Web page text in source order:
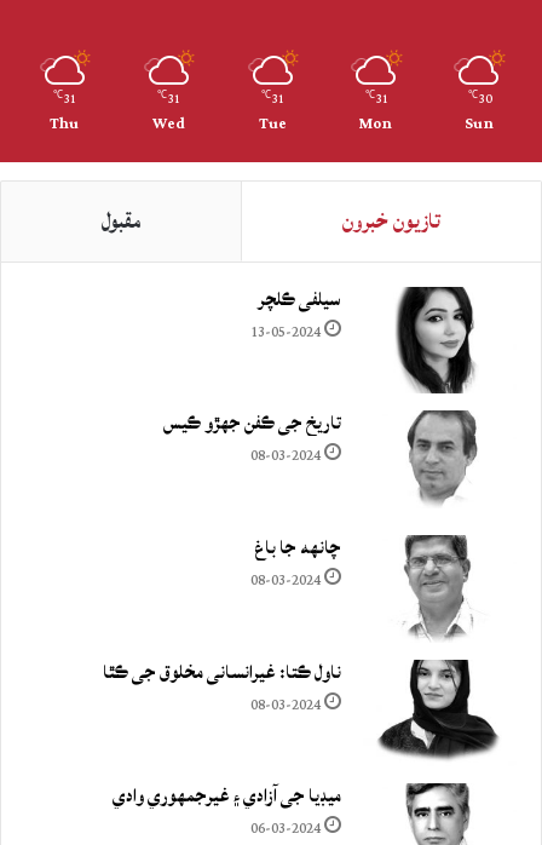
30
℃
Sun
31
℃
Mon
31
℃
Tue
31
℃
Wed
31
℃
Thu
تازيون خبرون مقبول
سيلفي ڪلچر
13-05-2024
تاريخ جي ڪفن جھڙو ڪيس
08-03-2024
چانهه جا باغ
08-03-2024
ناول ڪتا: غيرانساني مخلوق جي ڪٿا
08-03-2024
ميڊيا جي آزادي ۽ غيرجمھوري وادي
06-03-2024